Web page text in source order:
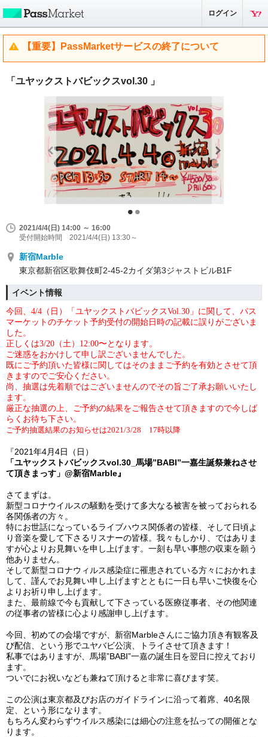
ログイン
【重要】PassMarketサービスの終了について
「ユヤックストバビックスvol.30 」
2021/4/4(日) 14:00 ～ 16:00
受付開始時間 2021/4/4(日) 13:30～
新宿Marble
東京都新宿区歌舞伎町2-45-2カイダ第3ジャストビルB1F
イベント情報
今回、4/4（日）「ユヤックストバビックスVol.30」に関して、パス
マーケットのチケット予約受付の開始日時の記載に誤りがございま
した。
正しくは3/20（土）12:00〜となります。
ご迷惑をおかけして申し訳ございませんでした。
既にご予約頂いた皆様に関してはそのままご予約を有効とさせて頂
きますのでご安心ください。
尚、抽選は先着順ではございませんのでその旨ご了承お願いいたし
ます。
厳正な抽選の上、ご予約の結果をご報告させて頂きますので今しば
らくお待ち下さい。
ご予約抽選結果のお知らせは2021/3/28 17時以降
『2021年4月4日（日）
「ユヤックストバビックスvol.30_ 馬場”BABI”一嘉生誕祭兼ねさせ
て頂きまっす」 @新宿Marble』
さてまずは。
新型コロナウイルスの騒動を受けて多大なる被害を被っておられる
各関係者の方々。
特にお世話になっているライブハウス関係者の皆様、そして日頃よ
り音楽を愛して下さるリスナーの皆様。我々もしかり、ではありま
すが心よりお見舞いを申し上げます。一刻も早い事態の収束を願う
他ありません。
そして新型コロナウィルス感染症に罹患されている方々におかれま
して、謹んでお見舞い申し上げますとともに一日も早いご快復を心
よりお祈り申し上げます。
また、最前線で今も貢献して下さっている医療従事者、その他関連
の従事者の皆様に心より感謝申し上げます。
今回、初めての会場ですが、新宿Marbleさんにご協力頂き有観客及
び配信、という形でユヤバビ公演、トライさせて頂きます！
私事ではありますが、馬場”BABI”一嘉の誕生日を翌日に控えており
ます。
ついでにお祝いなども兼ねて頂けると非常に喜びます笑。
この公演は東京都及びお店のガイドラインに沿って着席、 40名限
定、という形になります。
もちろん変わらずウイルス感染には細心の注意を払っての開催とな
ります。